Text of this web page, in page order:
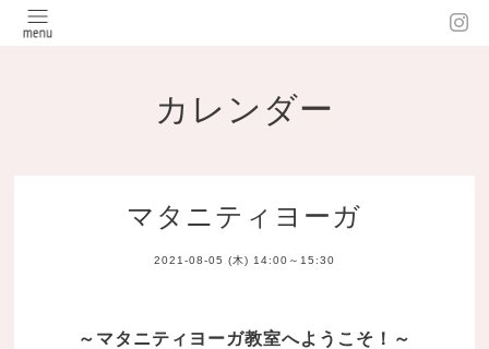
カレンダー
マタニティヨーガ
2021-08-05 (木) 14:00～15:30
～マタニティヨーガ教室へようこそ！～